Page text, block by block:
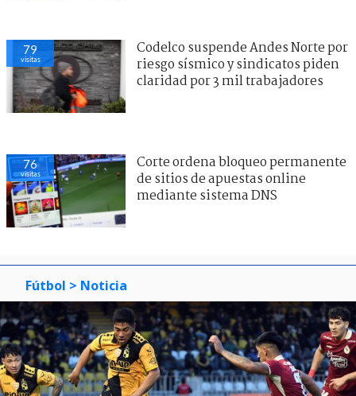
79
visitas
Codelco suspende Andes Norte por
riesgo sísmico y sindicatos piden
claridad por 3 mil trabajadores
76
visitas
Corte ordena bloqueo permanente
de sitios de apuestas online
mediante sistema DNS
Fútbol > Noticia